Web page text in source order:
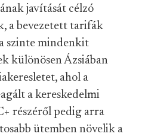
javítását célzó
a bevezetett tarifák
szinte mindenkit
különösen Ázsiában
ahol a
a kereskedelmi
részéről pedig arra
ütemben növelik a